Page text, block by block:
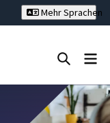
Mehr Sprachen
Close search ✖